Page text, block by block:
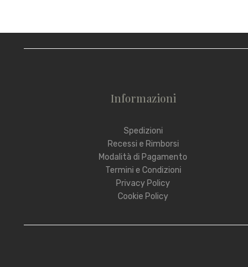
Informazioni
Spedizioni
Recessi e Rimborsi
Modalità di Pagamento
Termini e Condizioni
Privacy Policy
Cookie Policy